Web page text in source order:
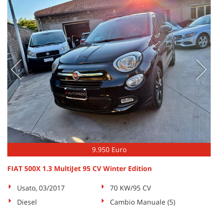
9.950 Euro
FIAT 500X 1.3 MultiJet 95 CV Winter Edition
Usato, 03/2017
70 KW/95 CV
Diesel
Cambio Manuale (5)
strumenti
di
tracciamento
si
rimanda
alla
cookie
policy.
Puoi
rivedere
e
modificare
le
tue
scelte
momento.